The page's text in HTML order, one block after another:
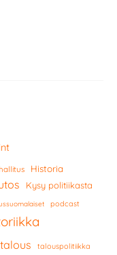
Historia
Kysy politiikasta
podcast
talous talouspolitiikka